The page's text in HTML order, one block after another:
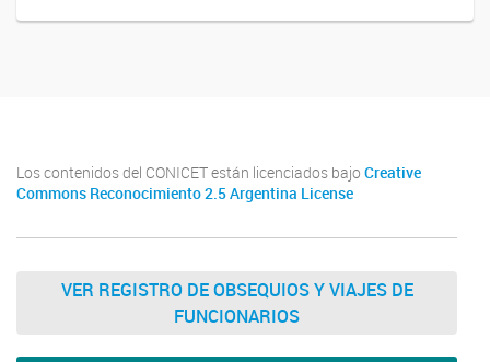
Los contenidos del CONICET están licenciados bajo Creative
Commons Reconocimiento 2.5 Argentina License
VER REGISTRO DE OBSEQUIOS Y VIAJES DE
FUNCIONARIOS